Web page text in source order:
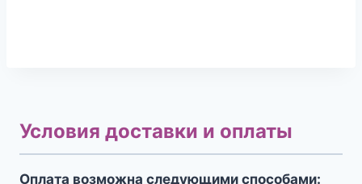
Условия доставки и оплаты
Оплата возможна следующими способами: